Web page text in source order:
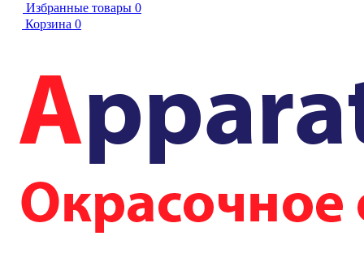
Избранные товары 0
Корзина 0